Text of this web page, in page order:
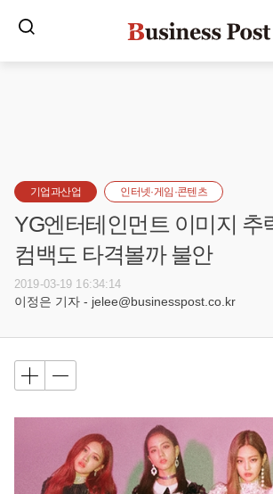
기업과산업 인터넷·게임·콘텐츠
YG엔터테인먼트 이미지 추
컴백도 타격볼까 불안
2019-03-19 16:34:14
이정은 기자 - jelee@businesspost.co.kr